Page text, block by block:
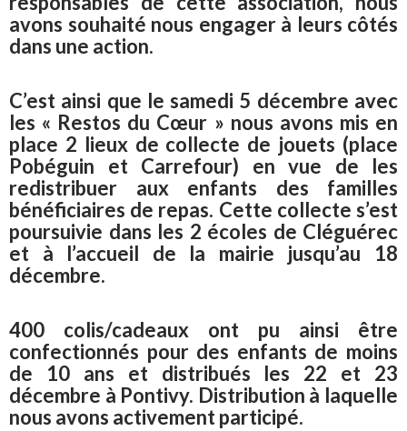
avons souhaité nous engager à leurs côtés
dans une action.
C’est ainsi que le samedi 5 décembre avec
les « Restos du Cœur » nous avons mis en
place 2 lieux de collecte de jouets (place
Pobéguin et Carrefour) en vue de les
redistribuer aux enfants des familles
bénéficiaires de repas. Cette collecte s’est
poursuivie dans les 2 écoles de Cléguérec
et à l’accueil de la mairie jusqu’au 18
décembre.
400 colis/cadeaux ont pu ainsi être
confectionnés pour des enfants de moins
de 10 ans et distribués les 22 et 23
décembre à Pontivy. Distribution à laquelle
nous avons activement participé.